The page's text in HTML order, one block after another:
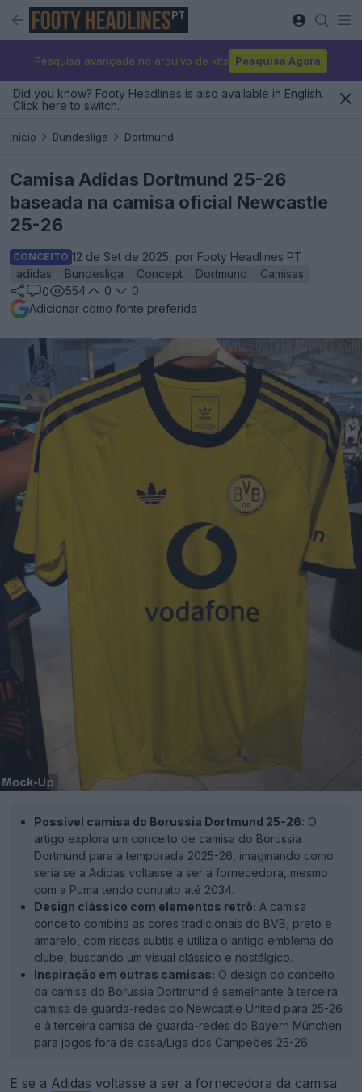
PT
Pesquisa avançada no arquivo de kits Pesquisa Agora
Did you know? Footy Headlines is also available in English.
Click here to switch.
Início Bundesliga Dortmund
Camisa Adidas Dortmund 25-26
baseada na camisa oficial Newcastle
25-26
CONCEITO 12 de Set de 2025, por Footy Headlines PT
adidas
Bundesliga Concept Dortmund
Camisas
0
554 0
0
Adicionar como fonte preferida
Possível camisa do Borussia Dortmund 25-26: O
artigo explora um conceito de camisa do Borussia
Dortmund para a temporada 2025-26, imaginando como
seria se a Adidas voltasse a ser a fornecedora, mesmo
com a Puma tendo contrato até 2034.
Design clássico com elementos retrô: A camisa
conceito combina as cores tradicionais do BVB, preto e
amarelo, com riscas subtis e utiliza o antigo emblema do
clube, buscando um visual clássico e nostálgico.
Inspiração em outras camisas: O design do conceito
da camisa do Borussia Dortmund é semelhante à terceira
camisa de guarda-redes do Newcastle United para 25-26
e à terceira camisa de guarda-redes do Bayern München
para jogos fora de casa/Liga dos Campeões 25-26.
E se a Adidas voltasse a ser a fornecedora da camisa